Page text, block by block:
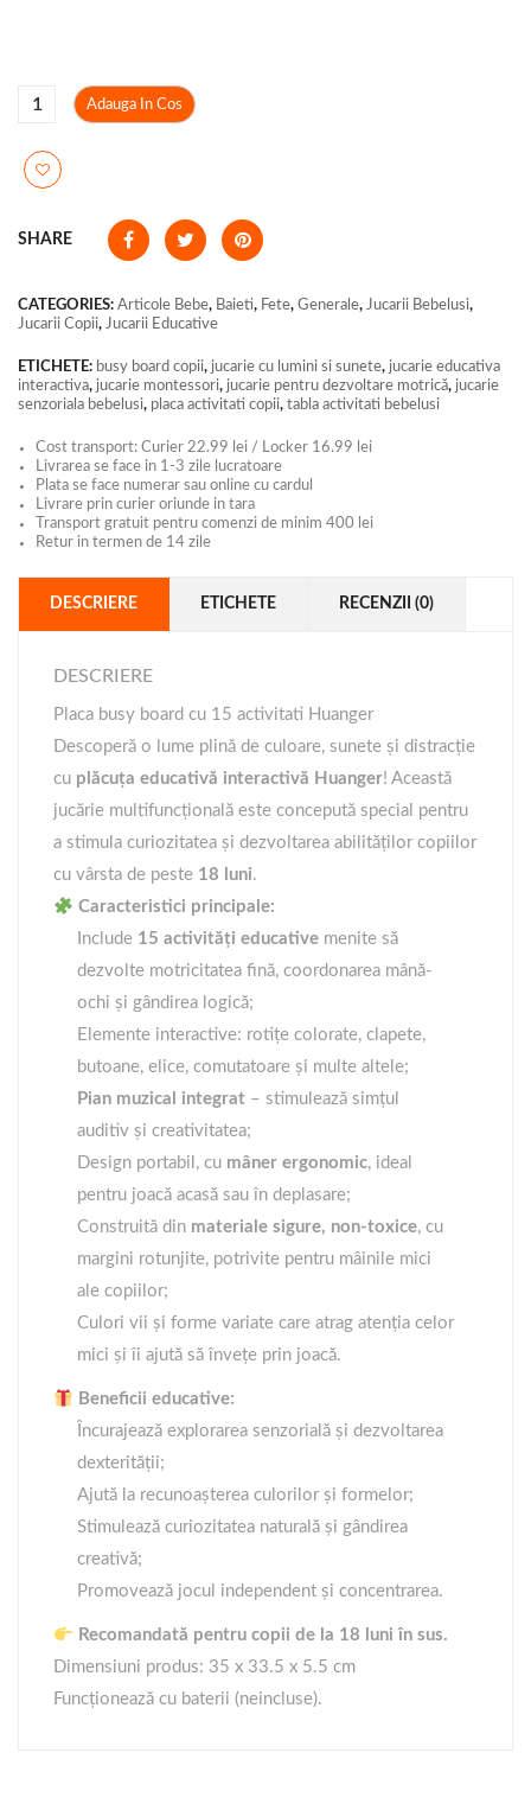
Adauga In Cos
SHARE
CATEGORIES: Articole Bebe, Baieti, Fete, Generale, Jucarii Bebelusi,
Jucarii Copii, Jucarii Educative
ETICHETE: busy board copii, jucarie cu lumini si sunete, jucarie educativa
interactiva, jucarie montessori, jucarie pentru dezvoltare motrică, jucarie
senzoriala bebelusi, placa activitati copii, tabla activitati bebelusi
Cost transport: Curier 22.99 lei / Locker 16.99 lei
Livrarea se face in 1-3 zile lucratoare
Plata se face numerar sau online cu cardul
Livrare prin curier oriunde in tara
Transport gratuit pentru comenzi de minim 400 lei
Retur in termen de 14 zile
DESCRIERE ETICHETE RECENZII (0)
DESCRIERE
Placa busy board cu 15 activitati Huanger
Descoperă o lume plină de culoare, sunete și distracție
cu plăcuța educativă interactivă Huanger! Această
jucărie multifuncțională este concepută special pentru
a stimula curiozitatea și dezvoltarea abilităților copiilor
cu vârsta de peste 18 luni.
Caracteristici principale:
Include 15 activități educative menite să
dezvolte motricitatea fină, coordonarea mână-
ochi și gândirea logică;
Elemente interactive: rotițe colorate, clapete,
butoane, elice, comutatoare și multe altele;
Pian muzical integrat – stimulează simțul
auditiv și creativitatea;
Design portabil, cu mâner ergonomic, ideal
pentru joacă acasă sau în deplasare;
Construită din materiale sigure, non-toxice, cu
margini rotunjite, potrivite pentru mâinile mici
ale copiilor;
Culori vii și forme variate care atrag atenția celor
mici și îi ajută să învețe prin joacă.
Beneficii educative:
Încurajează explorarea senzorială și dezvoltarea
dexterității;
Ajută la recunoașterea culorilor și formelor;
Stimulează curiozitatea naturală și gândirea
creativă;
Promovează jocul independent și concentrarea.
Recomandată pentru copii de la 18 luni în sus.
Dimensiuni produs: 35 x 33.5 x 5.5 cm
Funcționează cu baterii (neincluse).